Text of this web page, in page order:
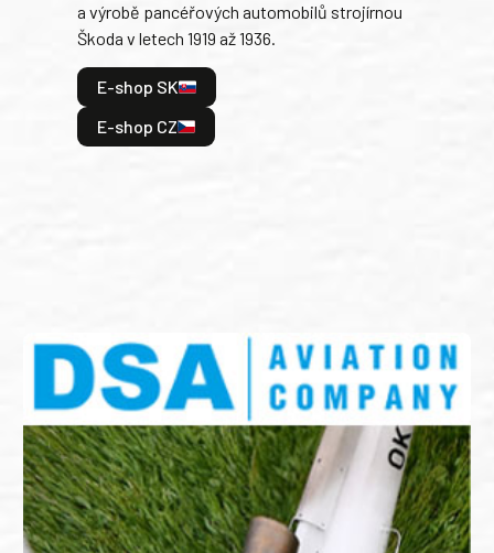
a výrobě pancéřových automobilů strojírnou
Škoda v letech 1919 až 1936.
E-shop SK
E-shop CZ